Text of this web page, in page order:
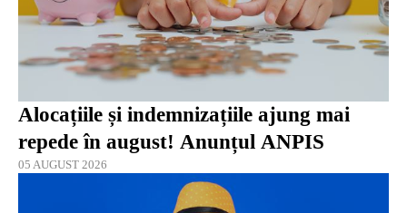
Alocațiile și indemnizațiile ajung mai
repede în august! Anunțul ANPIS
05 AUGUST 2026